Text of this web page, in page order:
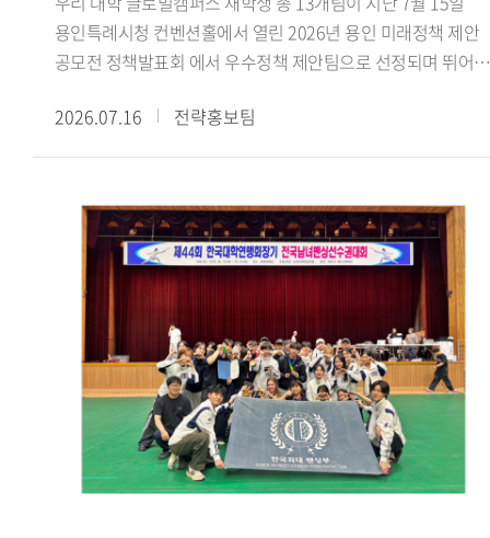
수료했더라고요. 활동하면서 강의실에서 이론으로만 접하던
내용을 현장에서 몸소 겪고, 낯설고 어색한 순간도 많았습니다.
그럼에도 해외에 나가 바이어들과 직접 상담을 하고 억 단위 큰
규모의 거래를 협상하고 계약을 완료한 경험은 정말 큰 도움이
있었습니다.- GTEP사업단 활동을 돌이켜봤을 때 가장 기억에
남는 부분이 있다면 무엇입니까?팀 전시회가 가장 기억에
남습니다. GTEP에 선발되면 팀별로 수출을 도와줄 업체를 직접
찾아 전시회까지 전부 기획해야 합니다. 초면인 사람들과 이런
큰 프로젝트를 맡게 돼 서로 어색하기도 했고, 다들 처음 해보는
일이라 참 난감했습니다. 그래도 함께 의견 나누면서 어떤
제품을, 어느 나라에, 어떤 전략으로, 어떻게 수출할지 정해
나갔습니다. 그렇게 기업 발굴부터 전시회 준비와 부스 디자인,
사후관리까지 해내며 저희 팀과 기업 모두 만족할 수준의
성과를 냈습니다. 성취감과 더불어 감동적이기까지 했던
용인특례시청 컨벤션홀에서 열린 2026년 용인 미래정책 제안
공모전 정책발표회 에서 우수정책 제안팀으로 선정되며 뛰어난
용인특례시가 주최한 이번 공모전은 미래사회의 주역인
청년들의 창의적인 아이디어를 발굴하고 이를 용인시의 미래
문화 관광, 도시 교통, 기후 환경, 교육 복지 등 용인시의 주요
현안과 관련된 정책을 제안했다.우리 대학 참가팀들은
용인시의 지역문화 보존과 관광 활성화, 고령층의 디지털 격차
해소, 데이터 기반 로컬 관광 플랫폼 등 지역사회가 직면한
다양한 현안을 주제로 정책을 발표했다. 특히 우리 대학 잇용
(팀장 지은비, 융합인재학부) 참가팀이 제안한 용인 무형유산
실감형 전승 콘텐츠 개발 방법 정책은 용인시산업진흥원이
추진 중인 첨단기술 융합실증사업 과 연계해 현장 실증을 통해
현장 적용 가능성을 검증하고, 향후 정책에 반영할 방침이다.
참가 학생들은 지난 4월부터 6월까지 약 3개월간 민 관 협력
2026.07.16 전략홍보팀